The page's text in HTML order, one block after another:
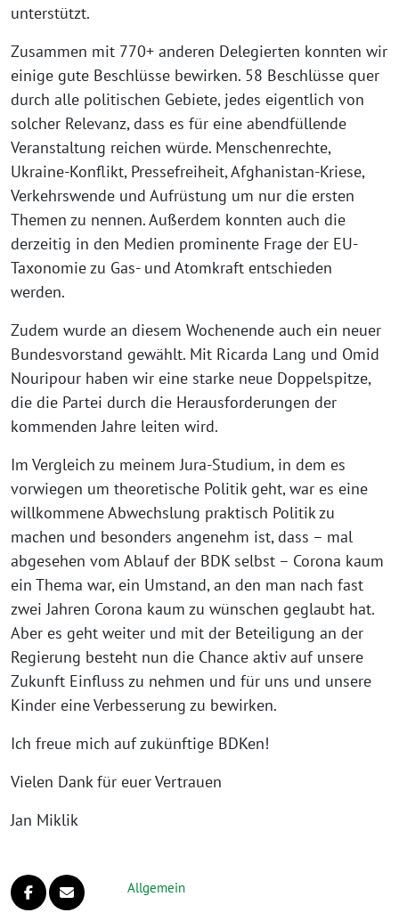
unterstützt.
Zusammen mit 770+ anderen Delegierten konnten wir
einige gute Beschlüsse bewirken. 58 Beschlüsse quer
durch alle politischen Gebiete, jedes eigentlich von
solcher Relevanz, dass es für eine abendfüllende
Veranstaltung reichen würde. Menschenrechte,
Ukraine-Konflikt, Pressefreiheit, Afghanistan-Kriese,
Verkehrswende und Aufrüstung um nur die ersten
Themen zu nennen. Außerdem konnten auch die
derzeitig in den Medien prominente Frage der EU-
Taxonomie zu Gas- und Atomkraft entschieden
werden.
Zudem wurde an diesem Wochenende auch ein neuer
Bundesvorstand gewählt. Mit Ricarda Lang und Omid
Nouripour haben wir eine starke neue Doppelspitze,
die die Partei durch die Herausforderungen der
kommenden Jahre leiten wird.
Im Vergleich zu meinem Jura-Studium, in dem es
vorwiegen um theoretische Politik geht, war es eine
willkommene Abwechslung praktisch Politik zu
machen und besonders angenehm ist, dass – mal
abgesehen vom Ablauf der BDK selbst – Corona kaum
ein Thema war, ein Umstand, an den man nach fast
zwei Jahren Corona kaum zu wünschen geglaubt hat.
Aber es geht weiter und mit der Beteiligung an der
Regierung besteht nun die Chance aktiv auf unsere
Zukunft Einfluss zu nehmen und für uns und unsere
Kinder eine Verbesserung zu bewirken.
Ich freue mich auf zukünftige BDKen!
Vielen Dank für euer Vertrauen
Jan Miklik
Allgemein